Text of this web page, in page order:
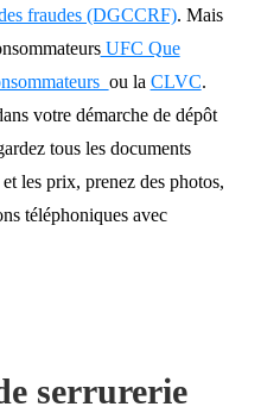
fraudes (DGCCRF). Mais
UFC Que
ou la CLVC.
votre démarche de dépôt
tous les documents
les prix, prenez des photos,
téléphoniques avec
serrurerie